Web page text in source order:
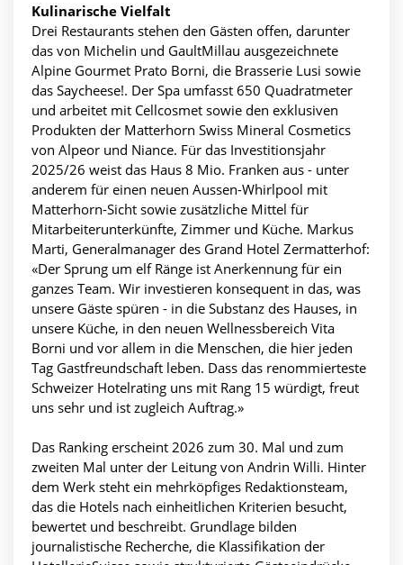
Kulinarische Vielfalt
Drei Restaurants stehen den Gästen offen, darunter
das von Michelin und GaultMillau ausgezeichnete
Alpine Gourmet Prato Borni, die Brasserie Lusi sowie
das Saycheese!. Der Spa umfasst 650 Quadratmeter
und arbeitet mit Cellcosmet sowie den exklusiven
Produkten der Matterhorn Swiss Mineral Cosmetics
von Alpeor und Niance. Für das Investitionsjahr
2025/26 weist das Haus 8 Mio. Franken aus - unter
anderem für einen neuen Aussen-Whirlpool mit
Matterhorn-Sicht sowie zusätzliche Mittel für
Mitarbeiterunterkünfte, Zimmer und Küche. Markus
Marti, Generalmanager des Grand Hotel Zermatterhof:
«Der Sprung um elf Ränge ist Anerkennung für ein
ganzes Team. Wir investieren konsequent in das, was
unsere Gäste spüren - in die Substanz des Hauses, in
unsere Küche, in den neuen Wellnessbereich Vita
Borni und vor allem in die Menschen, die hier jeden
Tag Gastfreundschaft leben. Dass das renommierteste
Schweizer Hotelrating uns mit Rang 15 würdigt, freut
uns sehr und ist zugleich Auftrag.»
Das Ranking erscheint 2026 zum 30. Mal und zum
zweiten Mal unter der Leitung von Andrin Willi. Hinter
dem Werk steht ein mehrköpfiges Redaktionsteam,
das die Hotels nach einheitlichen Kriterien besucht,
bewertet und beschreibt. Grundlage bilden
journalistische Recherche, die Klassifikation der